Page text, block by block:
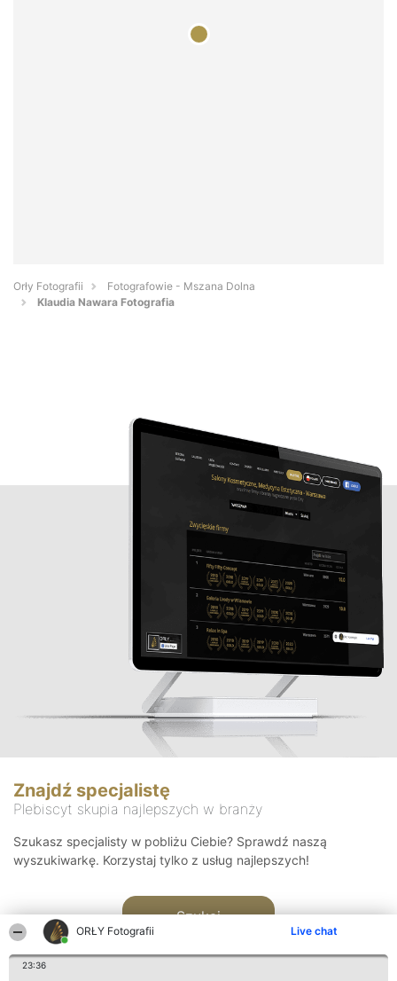
ORŁY Fotografii Live chat
23:36
Orły Fotografii
Fotografowie - Mszana Dolna
Klaudia Nawara Fotografia
Znajdź specjalistę
Plebiscyt skupia najlepszych w branży
Szukasz specjalisty w pobliżu Ciebie? Sprawdź naszą
wyszukiwarkę. Korzystaj tylko z usług najlepszych!
Szukaj